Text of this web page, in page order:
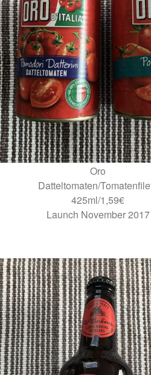
Oro
Datteltomaten/
425ml/1,59€
Launch November 2017